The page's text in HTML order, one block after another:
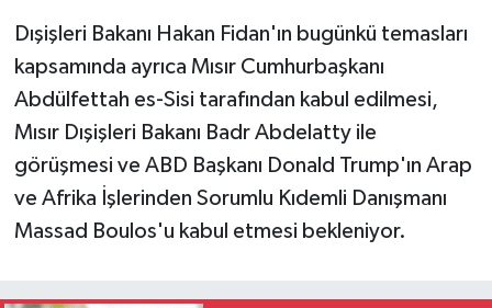
Dışişleri Bakanı Hakan Fidan'ın bugünkü temasları
kapsamında ayrıca Mısır Cumhurbaşkanı
Abdülfettah es-Sisi tarafından kabul edilmesi,
Mısır Dışişleri Bakanı Badr Abdelatty ile
görüşmesi ve ABD Başkanı Donald Trump'ın Arap
ve Afrika İşlerinden Sorumlu Kıdemli Danışmanı
Massad Boulos'u kabul etmesi bekleniyor.